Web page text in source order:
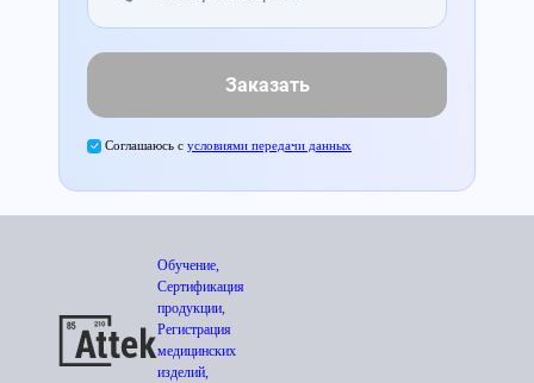
Заказать
Соглашаюсь с условиями передачи данных
Обучение,
Сертификация
продукции,
Регистрация
медицинских
изделий,